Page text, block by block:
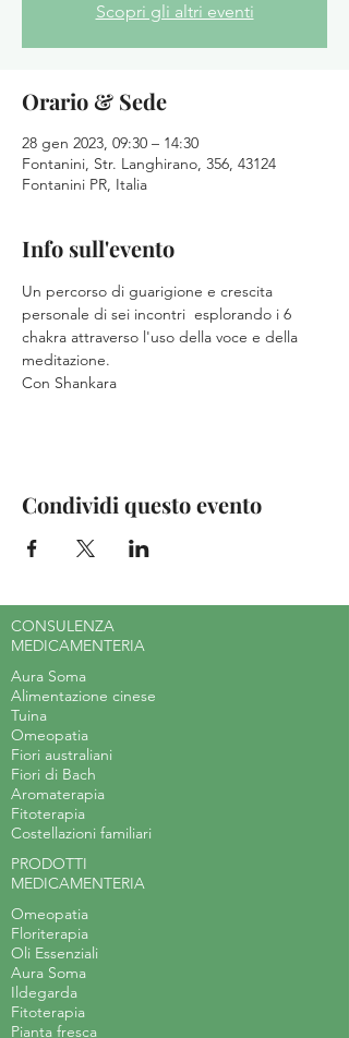
Scopri gli altri eventi
Orario & Sede
28 gen 2023, 09:30 – 14:30
Fontanini, Str. Langhirano, 356, 43124
Fontanini PR, Italia
Info sull'evento
Un percorso di guarigione e crescita
personale di sei incontri  esplorando i 6
chakra attraverso l'uso della voce e della
meditazione.
Con Shankara
Condividi questo evento
CONSULENZA
MEDICAMENTERIA
Aura Soma
Alimentazione cinese
Tuina
Omeopatia
Fiori australiani
Fiori di Bach
Aromaterapia
Fitoterapia
Costellazioni familiari
PRODOTTI
MEDICAMENTERIA
Omeopatia
Floriterapia
Oli Essenziali
Aura Soma
Ildegarda
Fitoterapia
Pianta fresca